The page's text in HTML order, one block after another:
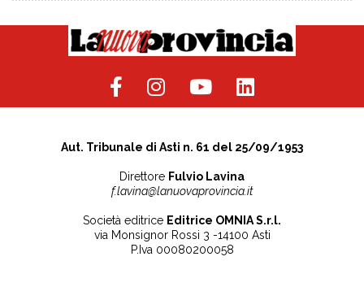
Aut. Tribunale di Asti n. 61 del 25/09/1953
Direttore Fulvio Lavina
f.lavina@lanuovaprovincia.it
Società editrice Editrice OMNIA S.r.l.
via Monsignor Rossi 3 -14100 Asti
P.Iva 00080200058